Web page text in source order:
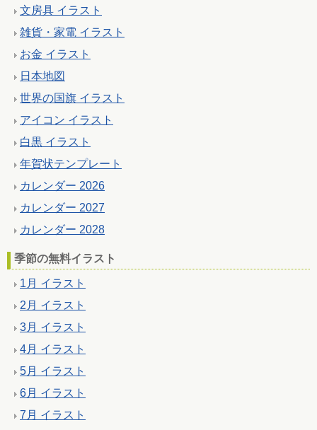
文房具 イラスト
雑貨・家電 イラスト
お金 イラスト
日本地図
世界の国旗 イラスト
アイコン イラスト
白黒 イラスト
年賀状テンプレート
カレンダー 2026
カレンダー 2027
カレンダー 2028
季節の無料イラスト
1月 イラスト
2月 イラスト
3月 イラスト
4月 イラスト
5月 イラスト
6月 イラスト
7月 イラスト